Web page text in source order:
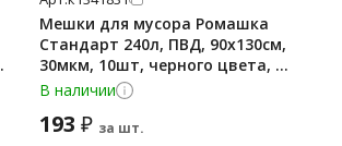
Мешки для мусора Ромашка
Стандарт 240л, ПВД, 90х130см,
30мкм, 10шт, черного цвета, в
рулоне
В наличии
193 ₽ за шт.